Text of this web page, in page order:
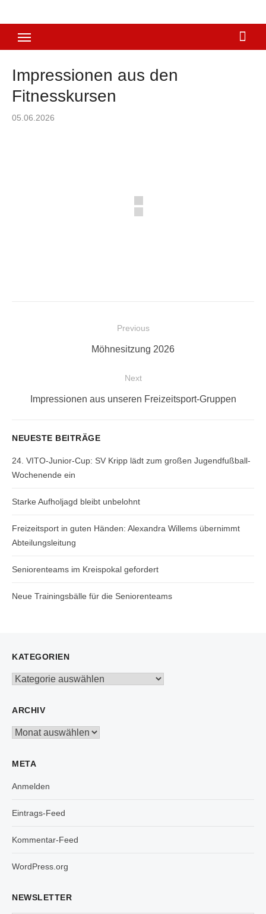
Impressionen aus den
Fitnesskursen
Posted
05.06.2026
Beitragsnavigation
Previous
Previous
Möhnesitzung 2026
Next
Next
Impressionen aus unseren Freizeitsport-Gruppen
NEUESTE BEITRÄGE
24. VITO-Junior-Cup: SV Kripp lädt zum großen Jugendfußball-
Wochenende ein
Starke Aufholjagd bleibt unbelohnt
Freizeitsport in guten Händen: Alexandra Willems übernimmt
Abteilungsleitung
Seniorenteams im Kreispokal gefordert
Neue Trainingsbälle für die Seniorenteams
KATEGORIEN
Kategorien
ARCHIV
Archiv
META
Anmelden
Eintrags-Feed
Kommentar-Feed
WordPress.org
NEWSLETTER